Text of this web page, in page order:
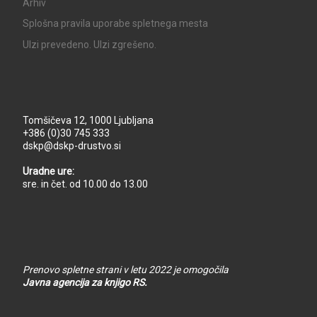
Arhiv
Splošna pravila uporabe spletnega mesta
UIzi prevedeno. UIzi zgrešeno.
Tomšičeva 12, 1000 Ljubljana
+386 (0)30 745 333
dskp@dskp-drustvo.si
Uradne ure:
sre. in čet. od 10.00 do 13.00
Prenovo spletne strani v letu 2022 je omogočila
Javna agencija za knjigo RS.